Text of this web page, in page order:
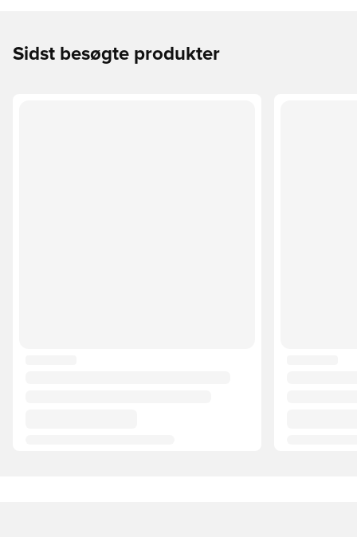
Sidst besøgte produkter